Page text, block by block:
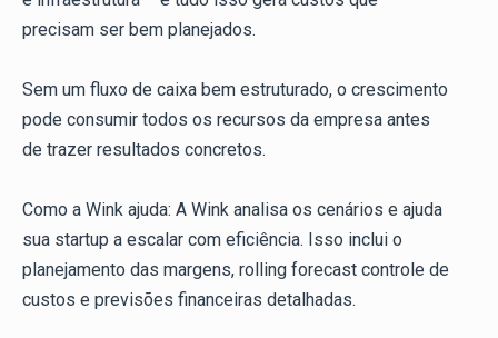
precisam ser bem planejados.
Sem um fluxo de caixa bem estruturado, o crescimento
pode consumir todos os recursos da empresa antes
de trazer resultados concretos.
Como a Wink ajuda: A Wink analisa os cenários e ajuda
sua startup a escalar com eficiência. Isso inclui o
planejamento das margens, rolling forecast controle de
custos e previsões financeiras detalhadas.